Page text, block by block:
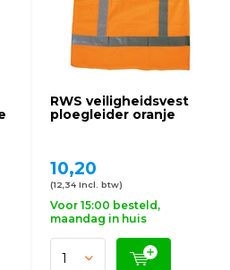
RWS veiligheidsvest
ploegleider oranje
10,20
(12,34 Incl. btw)
Voor 15:00 besteld,
maandag in huis